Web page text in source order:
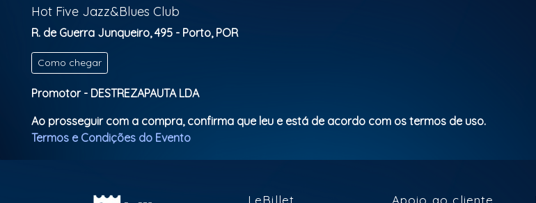
Hot Five Jazz&Blues Club
R. de Guerra Junqueiro, 495 - Porto, POR
Como chegar
Promotor - DESTREZAPAUTA LDA
Ao prosseguir com a compra, confirma que leu e está de acordo com os termos de uso.
Termos e Condições do Evento
LeBillet Apoio ao cliente